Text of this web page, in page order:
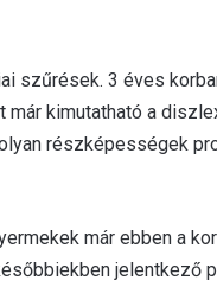
szűrések. 3 éves
már kimutatható a
részképességek
már ebben a
jelentkező